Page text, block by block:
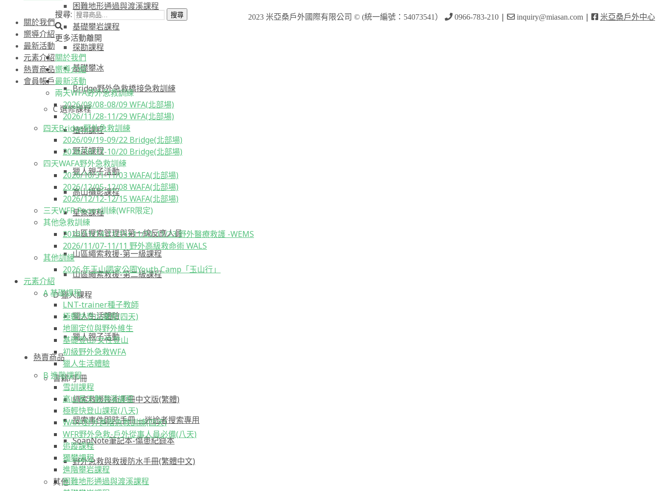
困難地形通過與渡溪課程
基礎攀岩課程
探勘課程
基礎攀冰
Bridge野外急救橋接急救訓練
C 選修課程
植物課程
野菜課程
獵人親子活動
高山攝影課程
星象課程
山區搜索管理與第一線反應人員
山區繩索救援-第一級課程
山區繩索救援-第二級課程
D 獵人課程
獵人生活體驗
獵人親子活動
熱賣商品
書籍/手冊
繩索救援技術手冊中文版(繁體)
搜索事件即時手冊 ─ 迷途者搜索專用
SoapNote筆記本-傷患紀錄本
野外急救與救援防水手冊(繁體中文)
其他
關於我們
嚮導介紹
最新活動
元素介紹
熱賣商品
會員帳戶
2023 米亞桑戶外國際有限公司 © (統一編號：54073541） 0966-783-210 | inquiry@miasan.com | 米亞桑戶外中心
搜尋: 搜尋
更多活動離開
關於我們
嚮導介紹
最新活動
兩天WFA野外急救訓練
2026/08/08-08/09 WFA(北部場)
2026/11/28-11/29 WFA(北部場)
四天Bridge野外急救訓練
2026/09/19-09/22 Bridge(北部場)
2026/10/17-10/20 Bridge(北部場)
四天WAFA野外急救訓練
2026/10/31-11/03 WAFA(北部場)
2026/12/05-12/08 WAFA(北部場)
2026/12/12-12/15 WAFA(北部場)
三天WFR Recert訓練(WFR限定)
其他急救訓練
2026/11/14-11/15+11/21-11/23 野外醫療救護 -WEMS
2026/11/07-11/11 野外高級救命術 WALS
其他訓練
2026 年玉山國家公園Youth Camp「玉山行」
元素介紹
A 基礎課程
LNT-trainer種子教師
極輕快登山課程(四天)
地圖定位與野外維生
基礎登山/女性登山
初級野外急救WFA
獵人生活體驗
B 進階課程
雪訓課程
高山長天數溯溪課程
極輕快登山課程(八天)
WAFA野外進階急救訓練(四天)
WFR野外急救-戶外從事人員必備(八天)
追蹤課程
獨攀課程
進階攀岩課程
困難地形通過與渡溪課程